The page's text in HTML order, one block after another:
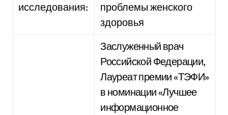
исследования:
проблемы женского
здоровья
Заслуженный врач
Российской Федерации,
Лауреат премии «ТЭФИ»
в номинации «Лучшее
информационное